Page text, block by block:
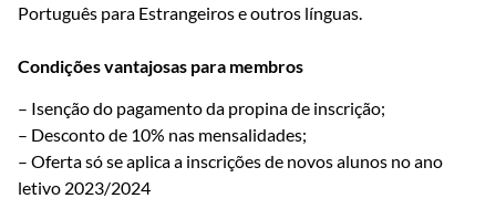
Português para Estrangeiros e outros línguas.
Condições vantajosas para membros
– Isenção do pagamento da propina de inscrição;
– Desconto de 10% nas mensalidades;
– Oferta só se aplica a inscrições de novos alunos no ano
letivo 2023/2024